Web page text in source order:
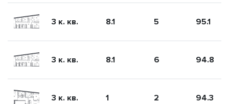
3 к. кв. 8.1 5 95.1
3 к. кв. 8.1 6 94.8
3 к. кв. 1 2 94.3